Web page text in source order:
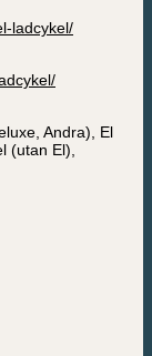
ladcykel/
Andra), El
(utan El),